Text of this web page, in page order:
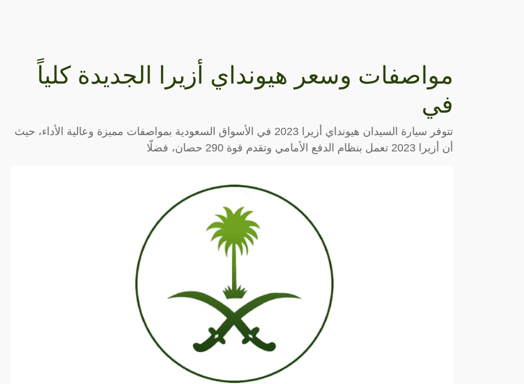
مواصفات وسعر هيونداي أزيرا الجديدة كلياً
في
تتوفر سيارة السيدان هيونداي أزيرا 2023 في الأسواق السعودية بمواصفات مميزة وعالية الأداء، حيث
أن أزيرا 2023 تعمل بنظام الدفع الأمامي وتقدم قوة 290 حصان، فضلّا